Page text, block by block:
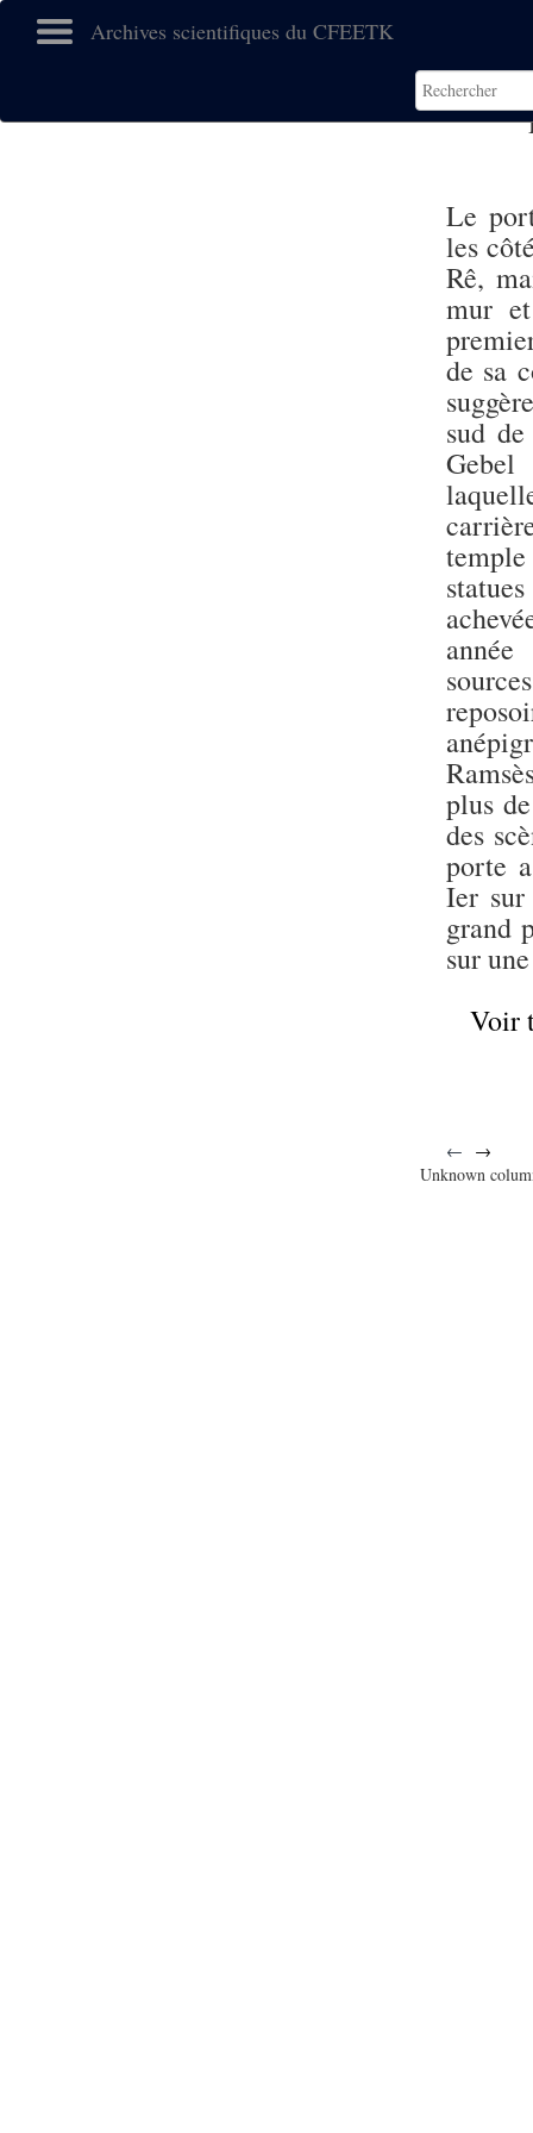
Archives scientifiques du CFEETK
Le
les
Rê,
mur
de sa
sud
plus
des
porte
Ier
grand
sur
Voir
←
→
Unknown